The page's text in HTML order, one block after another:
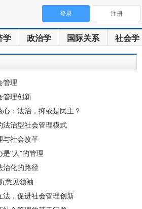
学 政治学 国际关系 社会学
登录 注册
管理
管理创新
：法治，抑或是民主？
法治型社会管理模式
与社会改革
“人”的管理
治化的路径
意见领袖
，促进社会管理创新